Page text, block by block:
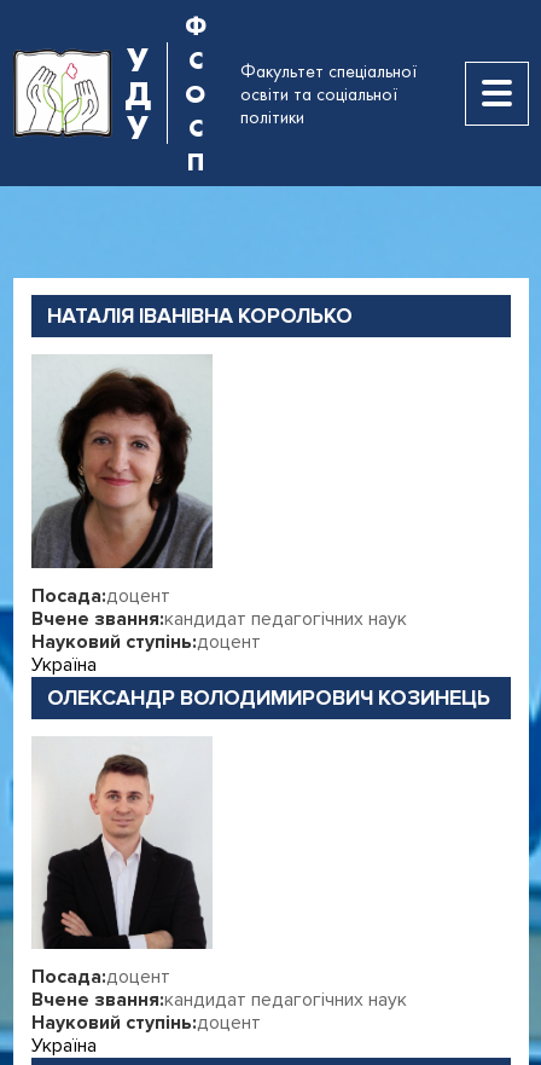
У
Д
У
Ф
С
О
С
П
Факультет спеціальної
освіти та соціальної
політики
Таблиця контактів,
НАТАЛІЯ ІВАНІВНА КОРОЛЬКО
Посада:доцент
Вчене звання:кандидат педагогічних наук
Науковий ступінь:доцент
Україна
ОЛЕКСАНДР ВОЛОДИМИРОВИЧ КОЗИНЕЦЬ
Посада:доцент
Вчене звання:кандидат педагогічних наук
Науковий ступінь:доцент
Україна